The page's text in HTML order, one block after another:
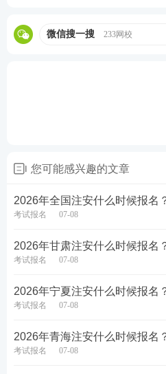
在报名前先填写个人信息、
经历、完善联系方式。
其中，工作经历填写属于新变
需要填写的信息包括工作单
地、首次参加工作年月、专
务聘任日期、首次参加本专
无）等。
微信搜一搜 233网校
您可能感兴趣的文章
2026年全国注安什么时候报名
考试报名 07-08
2026年甘肃注安什么时候报名
考试报名 07-08
2026年宁夏注安什么时候报名
考试报名 07-08
2026年青海注安什么时候报名
考试报名 07-08